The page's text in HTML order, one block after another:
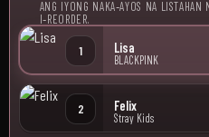
ANG IYONG NAKA‑AYOS NA LISTAHAN
I‑REORDER.
1 Lisa
BLACKPINK
2 Felix
Stray Kids